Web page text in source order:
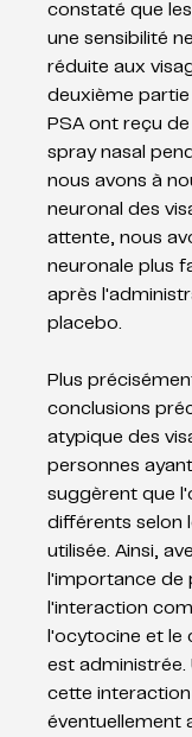
constaté que
une sensibilité
réduite aux
deuxième
PSA ont reçu
spray nasal
nous avons à
neuronal des
attente, nous
neuronale plus
après
placebo.
Plus
conclusions
atypique des
personnes
suggèrent que
différents selon
utilisée. Ainsi,
l'importance de
l'interaction
l'ocytocine et le
est administrée.
cette
éventuellement